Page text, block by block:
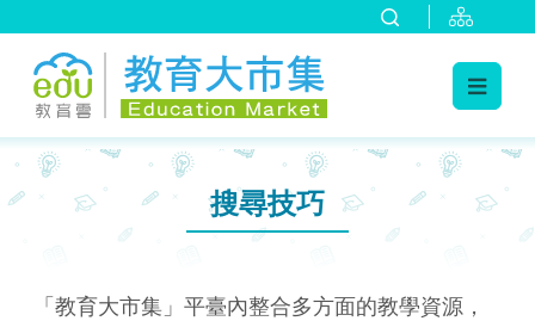
::: 搜尋技巧
「教育大市集」平臺內整合多方面的教學資源，